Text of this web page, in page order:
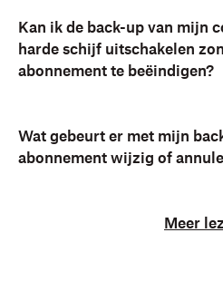
Kan ik de back-up van mijn
harde schijf uitschakelen
abonnement te beëindigen?
Wat gebeurt er met mijn
abonnement wijzig of
Meer